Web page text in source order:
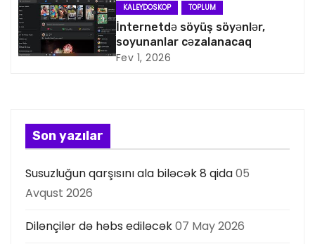
i
y
KALEYDOSKOP TOPLUM
İnternetdə söyüş söyənlər,
soyunanlar cəzalanacaq
Fev 1, 2026
Son yazılar
Susuzluğun qarşısını ala biləcək 8 qida05
Avqust 2026
Dilənçilər də həbs ediləcək07 May 2026